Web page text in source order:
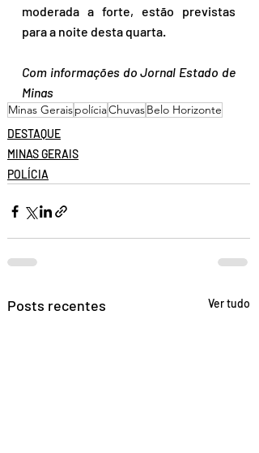
moderada a forte, estão previstas
para a noite desta quarta.
Com informações do Jornal Estado de
Minas
Minas GeraispolíciaChuvasBelo Horizonte
DESTAQUE
MINAS GERAIS
POLÍCIA
Posts recentes Ver tudo